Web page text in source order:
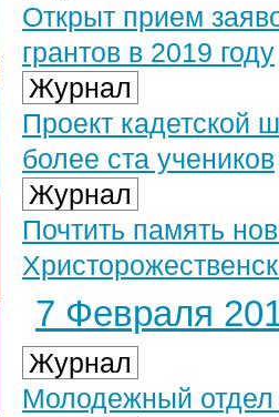
Открыт прием
грантов в 2019 году
Журнал
Проект кадетской
более ста учеников
Журнал
Почтить память
7 Февраля
Журнал
Молодежный отдел